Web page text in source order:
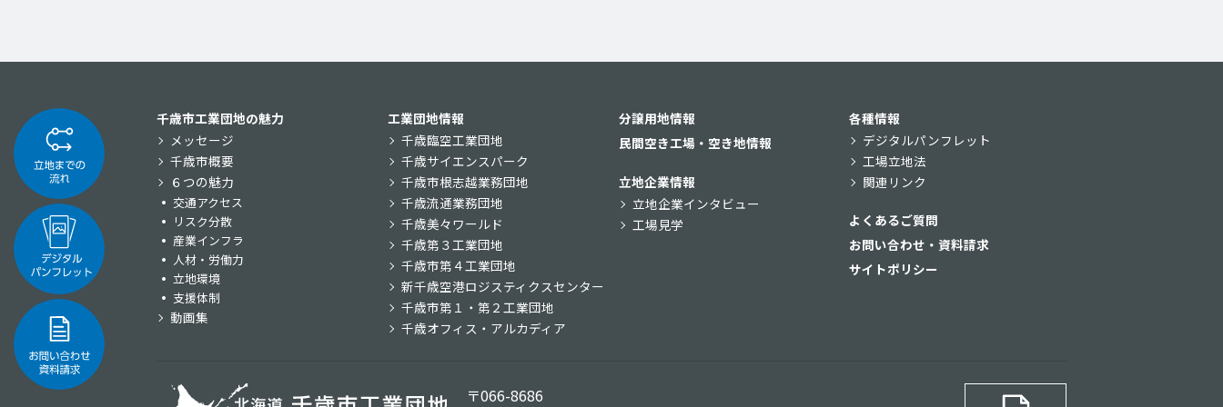
千歳市工業団地の魅力
メッセージ
千歳市概要
６つの魅力
交通アクセス
リスク分散
産業インフラ
人材・労働力
立地環境
支援体制
動画集
工業団地情報
千歳臨空工業団地
千歳サイエンスパーク
千歳市根志越業務団地
千歳流通業務団地
千歳美々ワールド
千歳第３工業団地
千歳市第４工業団地
新千歳空港ロジスティクスセンター
千歳市第１・第２工業団地
千歳オフィス・アルカディア
分譲用地情報
民間空き工場・空き地情報
立地企業情報
立地企業インタビュー
工場見学
各種情報
デジタルパンフレット
工場立地法
関連リンク
よくあるご質問
お問い合わせ・資料請求
サイトポリシー
〒066-8686